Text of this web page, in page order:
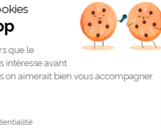
LIRE TOUS LES
que le
intéresse avant
on aimerait bien vous accompagner